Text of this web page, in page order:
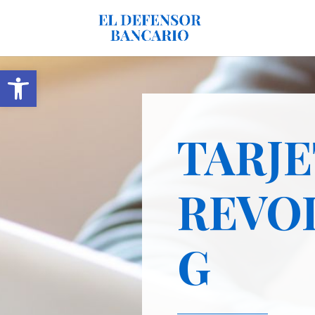
Abrir barra de herramientas
G